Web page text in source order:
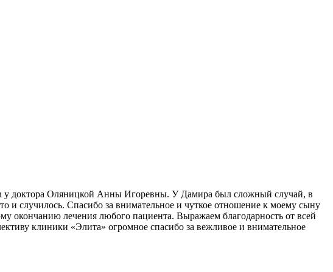
у доктора Оляницкой Анны Игоревны. У Дамира был сложный случай, в
и случилось. Спасибо за внимательное и чуткое отношение к моему сыну
окончанию лечения любого пациента. Выражаем благодарность от всей
клиники «Элита» огромное спасибо за вежливое и внимательное